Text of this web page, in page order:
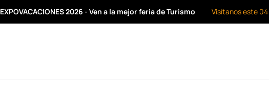
EXPOVACACIONES 2026 - Ven a la mejor feria de Turismo Visítanos este 04